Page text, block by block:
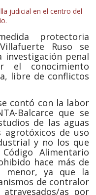
judicial en el centro del
protectoria
Ruso se
investigación penal
el conocimiento
libre de conflictos
contó con la labor
Balcarce que se
de las aguas
agrotóxicos de uso
y no los que
Alimentario
hace más de
menor, ya que la
de contralor
as por